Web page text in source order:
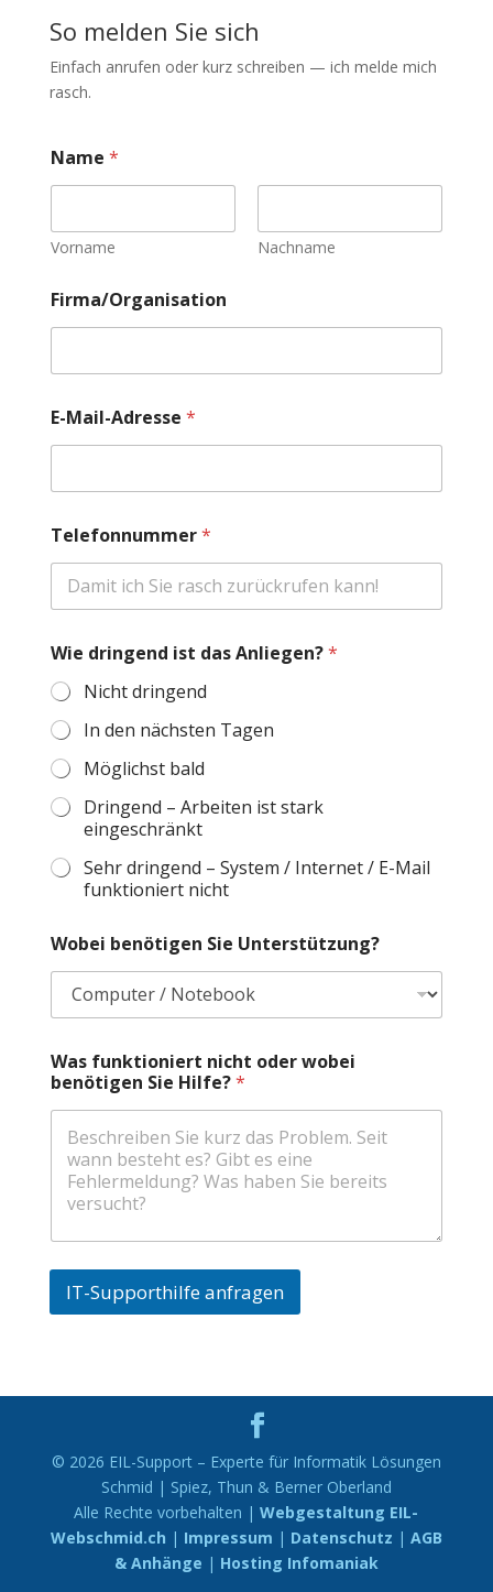
So melden Sie sich
Einfach anrufen oder kurz schreiben — ich melde mich
rasch.
Name *
Vorname Nachname
s
t
a
T
e
l
f
n
m
r
Firma/Organisation
E-Mail-Adresse *
Telefonnummer*
Wie dringend ist das Anliegen?*
Nicht dringend
In den nächsten Tagen
Möglichst bald
Dringend – Arbeiten ist stark
eingeschränkt
Sehr dringend – System / Internet / E-Mail
funktioniert nicht
Wobei benötigen Sie Unterstützung?
Was funktioniert nicht oder wobei
benötigen Sie Hilfe?*
IT-Supporthilfe anfragen
n
i
© 2026 EIL-Support – Experte für Informatik Lösungen
Schmid | Spiez, Thun & Berner Oberland
Alle Rechte vorbehalten |Webgestaltung EIL-
Webschmid.ch | Impressum | Datenschutz | AGB
& Anhänge | Hosting Infomaniak